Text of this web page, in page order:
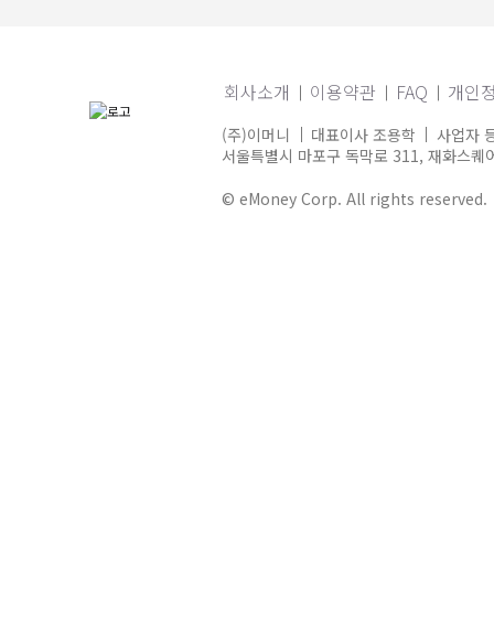
회사소개 이용약관 FAQ 개인
(주)이머니 대표이사 조용학
사업자
서울특별시 마포구 독막로 311, 재화스
© eMoney Corp. All rights reserved.